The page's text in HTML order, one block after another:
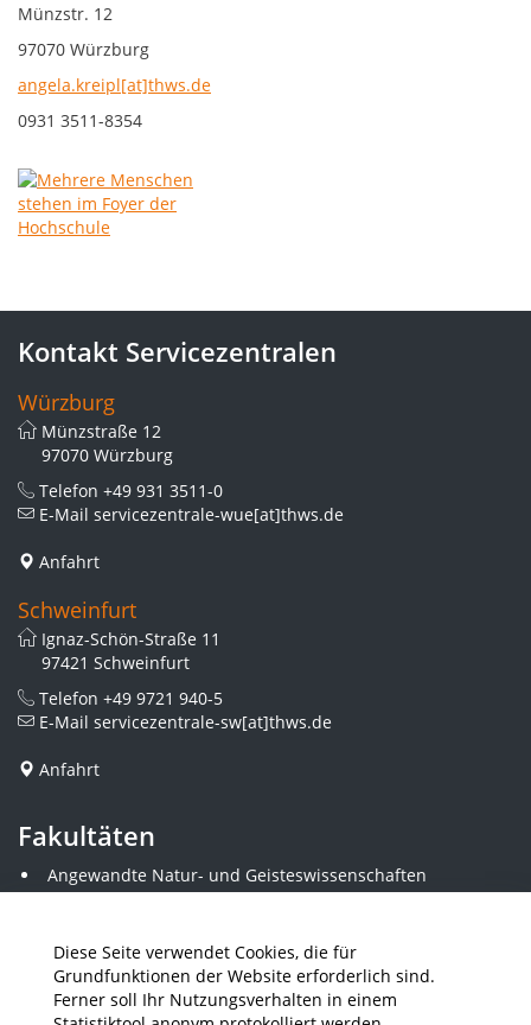
Diese Seite verwendet Cookies, die für
Grundfunktionen der Website erforderlich sind.
Ferner soll Ihr Nutzungsverhalten in einem
Münzstr. 12
97070 Würzburg
angela.kreipl[at]thws.de
0931 3511-8354
Kontakt Servicezentralen
Würzburg
Münzstraße 12
97070 Würzburg
Telefon +49 931 3511-0
E-Mail servicezentrale-wue[at]thws.de
Anfahrt
Schweinfurt
Ignaz-Schön-Straße 11
97421 Schweinfurt
Telefon +49 9721 940-5
E-Mail servicezentrale-sw[at]thws.de
Anfahrt
Fakultäten
Angewandte Natur- und Geisteswissenschaften
Angewandte Sozialwissenschaften
Elektrotechnik
Gestaltung
Informatik und Wirtschaftsinformatik
Kunststofftechnik und Vermessung